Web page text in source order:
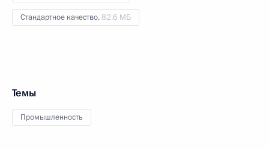
Стандартное качество,82.6 МБ
Темы
Промышленность